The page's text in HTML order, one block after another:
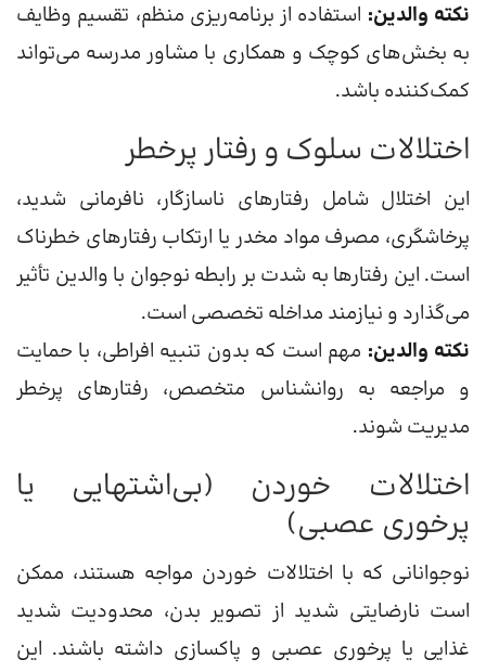
نکته والدین: استفاده از برنامه‌ریزی منظم، تقسیم وظایف
به بخش‌های کوچک و همکاری با مشاور مدرسه می‌تواند
کمک‌کننده باشد.
اختلالات سلوک و رفتار پرخطر
این اختلال شامل رفتارهای ناسازگار، نافرمانی شدید،
پرخاشگری، مصرف مواد مخدر یا ارتکاب رفتارهای خطرناک
است. این رفتارها به شدت بر رابطه نوجوان با والدین تأثیر
می‌گذارد و نیازمند مداخله تخصصی است.
نکته والدین: مهم است که بدون تنبیه افراطی، با حمایت
و مراجعه به روانشناس متخصص، رفتارهای پرخطر
مدیریت شوند.
اختلالات خوردن (بی‌اشتهایی یا
پرخوری عصبی)
نوجوانانی که با اختلالات خوردن مواجه هستند، ممکن
است نارضایتی شدید از تصویر بدن، محدودیت شدید
غذایی یا پرخوری عصبی و پاکسازی داشته باشند. این